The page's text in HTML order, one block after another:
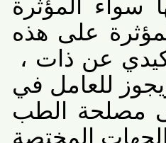
المؤثرة
على هذه
، كما يتم إجراء تحليل تأكيدي عن ذات
للعامل في
مصلحة الطب
المختصة